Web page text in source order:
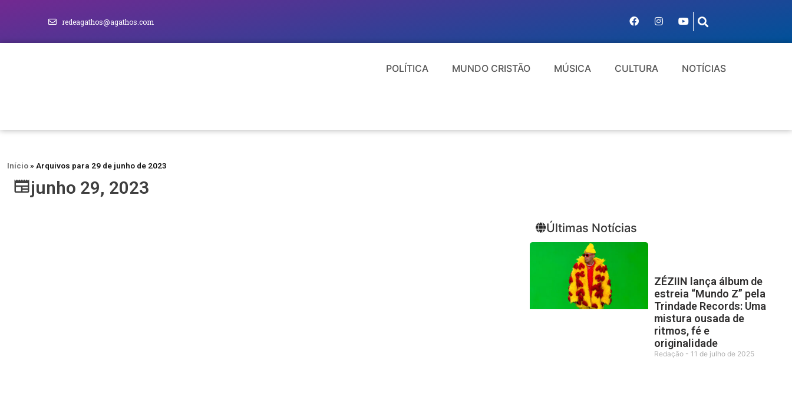
redeagathos@agathos.com
POLÍTICA MUNDO CRISTÃO MÚSICA CULTURA NOTÍCIAS
Início» Arquivos para 29 de junho de 2023
junho 29, 2023
Últimas Notícias
ZÉZIIN lança álbum de
estreia “Mundo Z” pela
Trindade Records: Uma
mistura ousada de
ritmos, fé e
originalidade
Redação 11 de julho de 2025